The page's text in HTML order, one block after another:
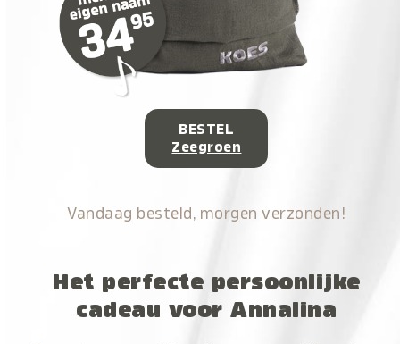
BESTEL
Zeegroen
Vandaag besteld, morgen verzonden!
Het perfecte persoonlijke
cadeau voor Annalina